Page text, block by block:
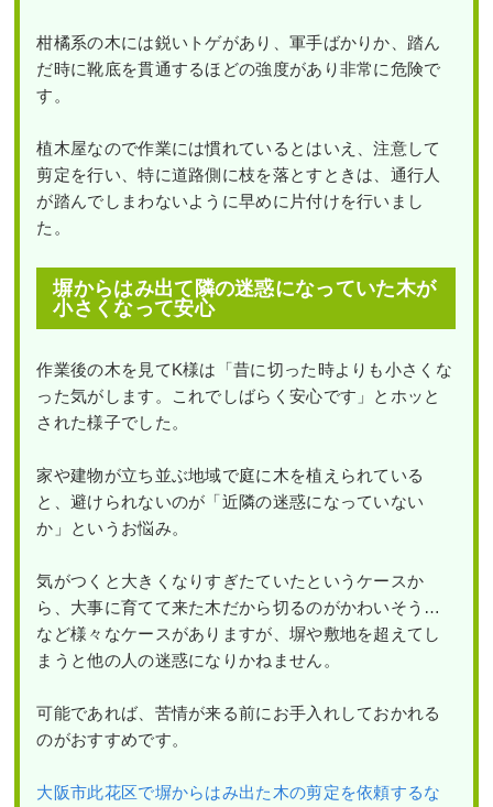
柑橘系の木には鋭いトゲがあり、軍手ばかりか、踏ん
だ時に靴底を貫通するほどの強度があり非常に危険で
す。
植木屋なので作業には慣れているとはいえ、注意して
剪定を行い、特に道路側に枝を落とすときは、通行人
が踏んでしまわないように早めに片付けを行いまし
た。
塀からはみ出て隣の迷惑になっていた木が
小さくなって安心
作業後の木を見てK様は「昔に切った時よりも小さくな
った気がします。これでしばらく安心です」とホッと
された様子でした。
家や建物が立ち並ぶ地域で庭に木を植えられている
と、避けられないのが「近隣の迷惑になっていない
か」というお悩み。
気がつくと大きくなりすぎたていたというケースか
ら、大事に育てて来た木だから切るのがかわいそう…
など様々なケースがありますが、塀や敷地を超えてし
まうと他の人の迷惑になりかねません。
可能であれば、苦情が来る前にお手入れしておかれる
のがおすすめです。
大阪市此花区で塀からはみ出た木の剪定を依頼するな